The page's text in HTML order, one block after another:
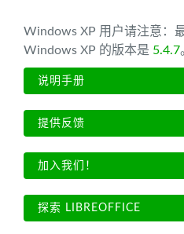
Windows XP 用户请注意：
Windows XP 的版本是 5.4.7
说明手册
提供反馈
加入我们！
探索 LIBREOFFICE